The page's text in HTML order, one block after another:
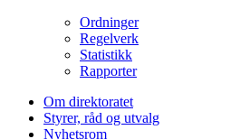
Ordninger
Regelverk
Statistikk
Rapporter
Om direktoratet
Styrer, råd og utvalg
Nyhetsrom